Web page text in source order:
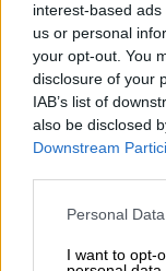
interest-based
us or personal
your opt-out. You
disclosure of your
IAB’s list of
also be disclosed
Downstream
Please note that
not limited to your
Personal
I want to opt-
Στο
ιερέας από το
μέσα
κόσμο να
φιλόζωους.
ιερέας στην